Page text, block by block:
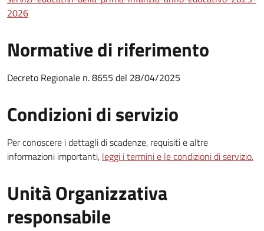
2026
Normative di riferimento
Decreto Regionale n. 8655 del 28/04/2025
Condizioni di servizio
Per conoscere i dettagli di scadenze, requisiti e altre
informazioni importanti, leggi i termini e le condizioni di servizio.
Unità Organizzativa
responsabile